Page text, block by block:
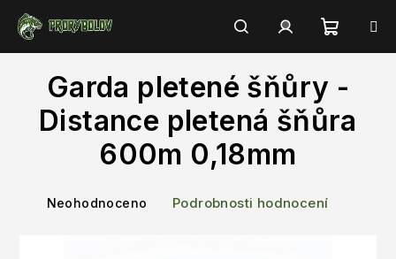
obsah
HledatPřihlášení
Garda pletené šňůry -
Distance pletená šňůra
600m 0,18mm
hodnocení
Neohodnoceno Podrobnosti hodnocení